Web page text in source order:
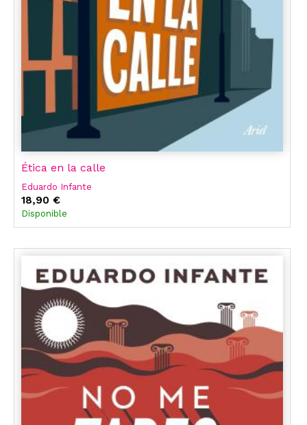
Ética en la calle
Eduardo Infante
18,90 €
Disponible